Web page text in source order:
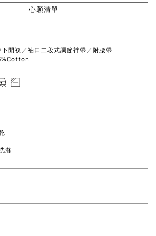
心願清單
開衩／袖口二段式調節袢帶／附腰帶
滌